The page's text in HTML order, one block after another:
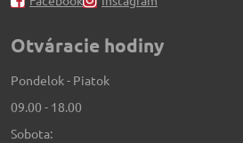
Otváracie hodiny
Pondelok - Piatok
09.00 - 18.00
Sobota: